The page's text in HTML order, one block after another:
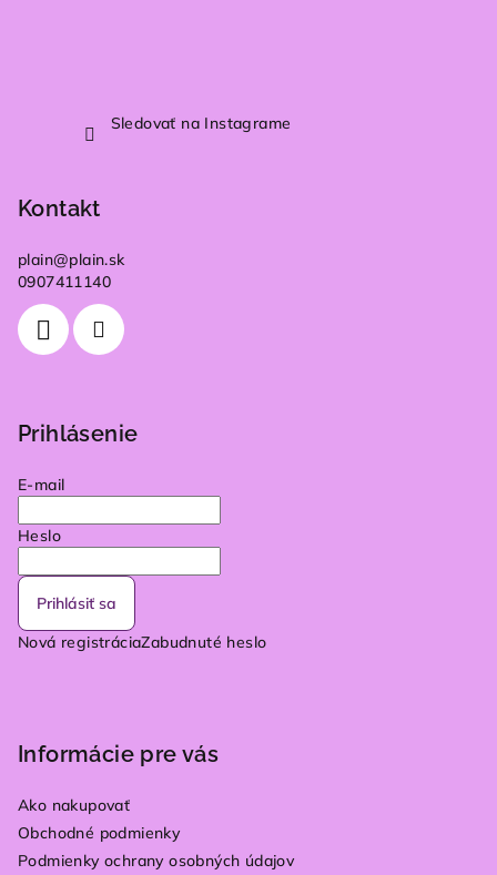
Sledovať na Instagrame
Kontakt
plain@plain.sk
0907411140
Prihlásenie
E-mail
Heslo
Prihlásiť sa
Nová registráciaZabudnuté heslo
Informácie pre vás
Ako nakupovať
Obchodné podmienky
Podmienky ochrany osobných údajov